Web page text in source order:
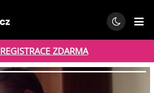
REGISTRACE ZDARMA